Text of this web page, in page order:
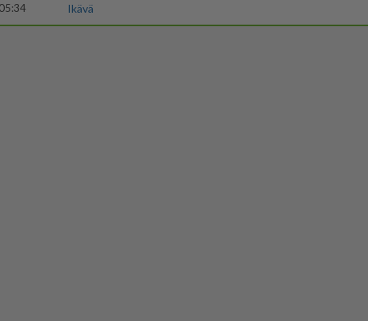
Ikävä